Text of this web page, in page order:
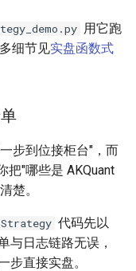
用它跑
细节见实盘函数式
步到位接柜台"，而
把"哪些是 AKQuant
楚。
Strategy 代码先以
与日志链路无误，
步直接实盘。